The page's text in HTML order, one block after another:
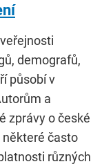
demografů,
působí v
a
zprávy o české
některé často
různých